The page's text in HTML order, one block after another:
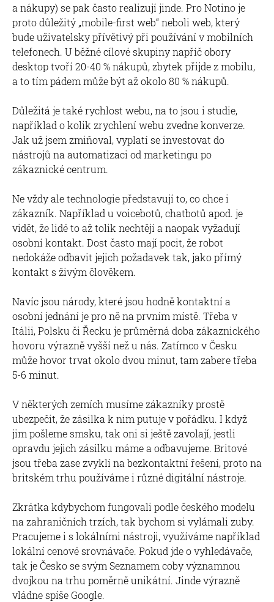
a nákupy) se pak často realizují jinde. Pro Notino je
proto důležitý „mobile-first web“ neboli web, který
bude uživatelsky přívětivý při používání v mobilních
telefonech. U běžné cílové skupiny napříč obory
desktop tvoří 20-40 % nákupů, zbytek přijde z mobilu,
a to tím pádem může být až okolo 80 % nákupů.
Důležitá je také rychlost webu, na to jsou i studie,
například o kolik zrychlení webu zvedne konverze.
Jak už jsem zmiňoval, vyplatí se investovat do
nástrojů na automatizaci od marketingu po
zákaznické centrum.
Ne vždy ale technologie představují to, co chce i
zákazník. Například u voicebotů, chatbotů apod. je
vidět, že lidé to až tolik nechtějí a naopak vyžadují
osobní kontakt. Dost často mají pocit, že robot
nedokáže odbavit jejich požadavek tak, jako přímý
kontakt s živým člověkem.
Navíc jsou národy, které jsou hodně kontaktní a
osobní jednání je pro ně na prvním místě. Třeba v
Itálii, Polsku či Řecku je průměrná doba zákaznického
hovoru výrazně vyšší než u nás. Zatímco v Česku
může hovor trvat okolo dvou minut, tam zabere třeba
5-6 minut.
V některých zemích musíme zákazníky prostě
ubezpečit, že zásilka k nim putuje v pořádku. I když
jim pošleme smsku, tak oni si ještě zavolají, jestli
opravdu jejich zásilku máme a odbavujeme. Britové
jsou třeba zase zvyklí na bezkontaktní řešení, proto na
britském trhu používáme i různé digitální nástroje.
Zkrátka kdybychom fungovali podle českého modelu
na zahraničních trzích, tak bychom si vylámali zuby.
Pracujeme i s lokálními nástroji, využíváme například
lokální cenové srovnávače. Pokud jde o vyhledávače,
tak je Česko se svým Seznamem coby významnou
dvojkou na trhu poměrně unikátní. Jinde výrazně
vládne spíše Google.